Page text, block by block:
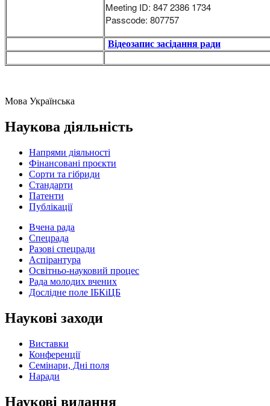
Meeting ID: 847 2386 1734
Passcode: 807757
Відеозапис засідання ради
Мова Українська
Наукова діяльність
Напрями діяльності
Фінансовані проєкти
Сорти та гібриди
Стандарти
Патенти
Публікації
Вчена рада
Спецрада
Разові спецради
Аспірантура
Освітньо-науковий процес
Рада молодих вчених
Дослідне поле ІБКіЦБ
Наукові заходи
Виставки
Конференції
Семінари, Дні поля
Наради
Наукові видання